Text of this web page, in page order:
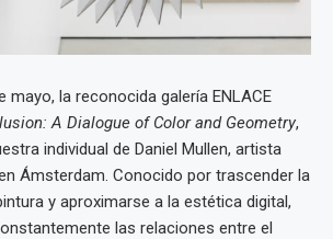
mayo, la reconocida galería ENLACE
A Dialogue of Color and Geometry,
individual de Daniel Mullen, artista
Ámsterdam. Conocido por trascender la
y aproximarse a la estética digital,
las relaciones entre el